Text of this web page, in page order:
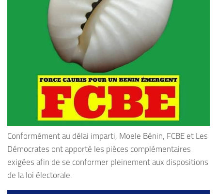
Conformément au délai imparti, Moele Bénin, FCBE et Les
Démocrates ont apporté les pièces complémentaires
exigées afin de se conformer pleinement aux dispositions
de la loi électorale.